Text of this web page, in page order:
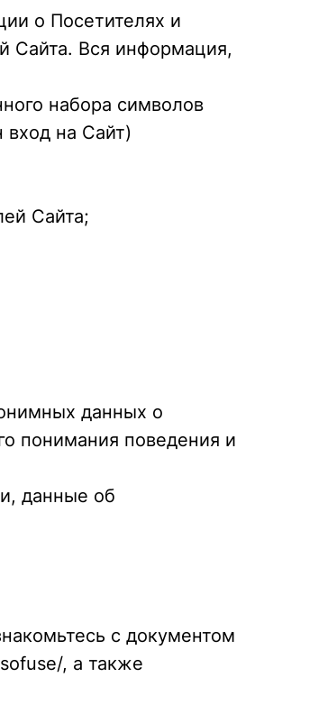
о Посетителях и
Сайта. Вся информация,
набора символов
вход на Сайт)
Сайта;
данных о
понимания поведения и
данные об
с документом
, а также